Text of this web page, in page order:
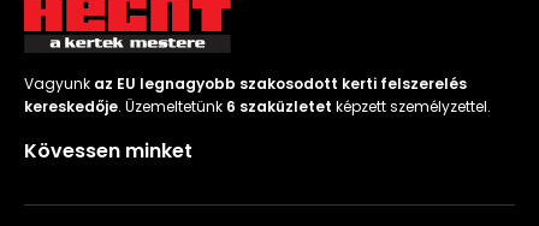
Vagyunk az EU legnagyobb szakosodott kerti felszerelés
kereskedője. Üzemeltetünk 6 szaküzletet képzett személyzettel.
Kövessen minket